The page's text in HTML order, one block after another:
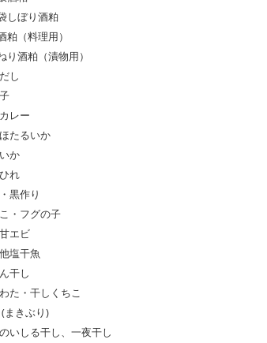
しぼり酒粕
粕（料理用）
り酒粕（漬物用）
し
レー
たるいか
か
れ
黒作り
・フグの子
エビ
塩干魚
干し
た・干しくちこ
まきぶり)
いしる干し、一夜干し